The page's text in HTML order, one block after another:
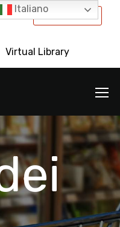
International
Virtual Library
Italiano